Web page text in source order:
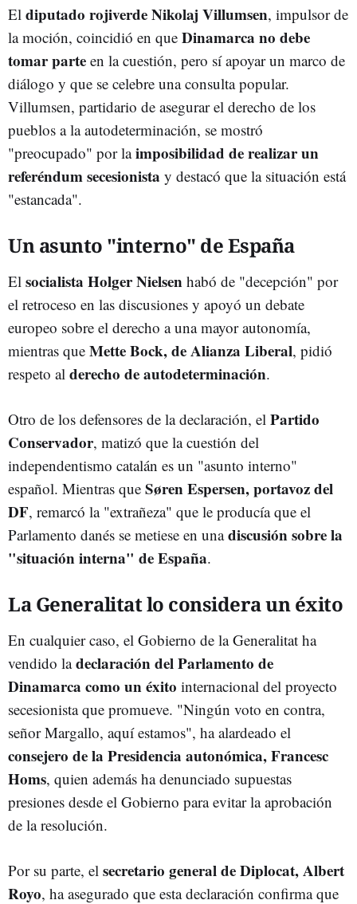
El diputado rojiverde Nikolaj Villumsen, impulsor de
la moción, coincidió en que Dinamarca no debe
tomar parte en la cuestión, pero sí apoyar un marco de
diálogo y que se celebre una consulta popular.
Villumsen, partidario de asegurar el derecho de los
pueblos a la autodeterminación, se mostró
"preocupado" por laimposibilidad de realizar un
referéndum secesionista y destacó que la situación está
"estancada".
Un asunto "interno" de España
El socialista Holger Nielsen habó de "decepción" por
el retroceso en las discusiones y apoyó un debate
europeo sobre el derecho a una mayor autonomía,
mientras que Mette Bock, de Alianza Liberal, pidió
respeto al derecho de autodeterminación.
Otro de los defensores de la declaración, el Partido
Conservador, matizó que la cuestión del
independentismo catalán es un "asunto interno"
español. Mientras que Søren Espersen, portavoz del
DF, remarcó la "extrañeza" que le producía que el
Parlamento danés se metiese en unadiscusión sobre la
"situación interna" de España.
La Generalitat lo considera un éxito
En cualquier caso, el Gobierno de la Generalitat ha
vendido ladeclaración del Parlamento de
Dinamarca como un éxito internacional del proyecto
secesionista que promueve. "Ningún voto en contra,
señor Margallo, aquí estamos", ha alardeado el
consejero de la Presidencia autonómica, Francesc
Homs, quien además ha denunciado supuestas
presiones desde el Gobierno para evitar la aprobación
de la resolución.
Por su parte, el secretario general de Diplocat, Albert
Royo, ha asegurado que esta declaración confirma que